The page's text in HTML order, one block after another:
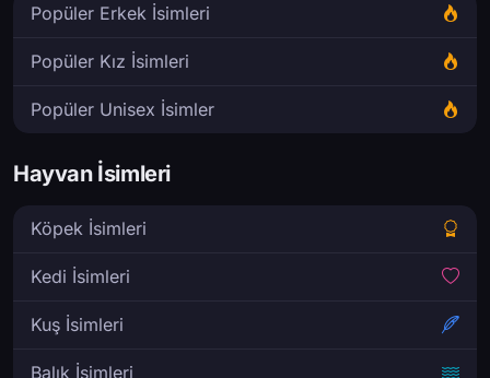
Popüler Erkek İsimleri
Popüler Kız İsimleri
Popüler Unisex İsimler
Hayvan İsimleri
Köpek İsimleri
Kedi İsimleri
Kuş İsimleri
Balık İsimleri